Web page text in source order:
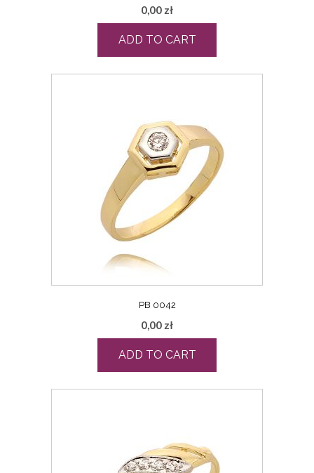
0,00 zł
ADD TO CART
PB 0042
0,00 zł
ADD TO CART